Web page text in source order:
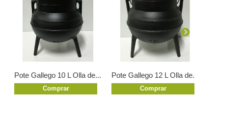
Pote Gallego 10 L Olla de...
Comprar
Pote Gallego 12 L Olla de...
Comprar